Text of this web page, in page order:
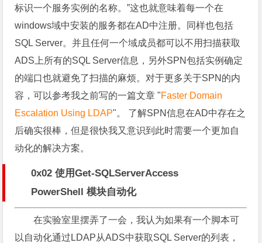
标识一个服务实例的名称。”这也就意味着每一个在
windows域中安装的服务都在AD中注册。同样也包括
SQL Server。并且任何一个域成员都可以不用扫描获取
ADS上所有的SQL Server信息，另外SPN包括实例确定
的端口也就避免了扫描的麻烦。对于更多关于SPN的内
容，可以参考我之前写的一篇文章 "Faster Domain
Escalation Using LDAP"。 了解SPN信息在AD中存在之
后确实很棒，但是很快我又意识到此时需要一个更加自
动化的解决方案。
0x02 使用Get-SQLServerAccess
PowerShell 模块自动化
在实验室里摆弄了一会，我认为如果有一个脚本可
以自动化通过LDAP从ADS中获取SQL Server的列表，